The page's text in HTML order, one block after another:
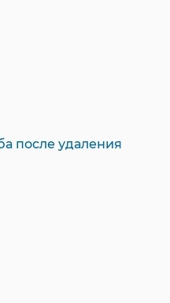
после удаления